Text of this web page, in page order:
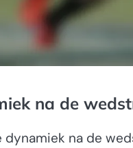
na de
na de